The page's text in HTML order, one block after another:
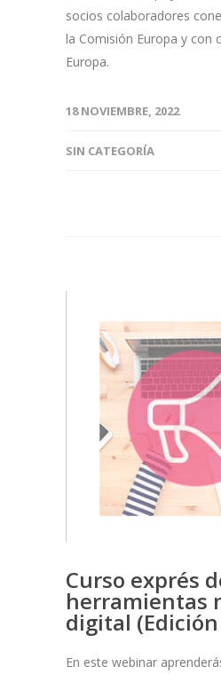
socios colaboradores
la Comisión Europa y con
Europa.
18 NOVIEMBRE, 2022
SIN CATEGORÍA
Curso exprés
herramientas
digital
En este webinar